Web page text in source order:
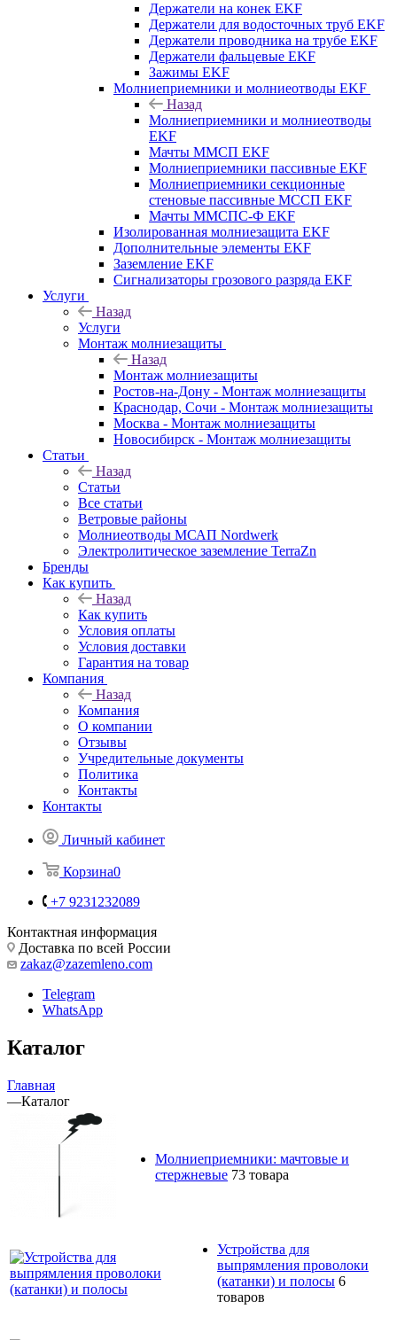
Держатели на конек EKF
Держатели для водосточных труб EKF
Держатели проводника на трубе EKF
Держатели фальцевые EKF
Зажимы EKF
Молниеприемники и молниеотводы EKF
Назад
Молниеприемники и молниеотводы
EKF
Мачты ММСП EKF
Молниеприемники пассивные EKF
Молниеприемники секционные
стеновые пассивные МССП EKF
Мачты ММСПС-Ф EKF
Изолированная молниезащита EKF
Дополнительные элементы EKF
Заземление EKF
Сигнализаторы грозового разряда EKF
Услуги
Назад
Услуги
Монтаж молниезащиты
Назад
Монтаж молниезащиты
Ростов-на-Дону - Монтаж молниезащиты
Краснодар, Сочи - Монтаж молниезащиты
Москва - Монтаж молниезащиты
Новосибирск - Монтаж молниезащиты
Статьи
Назад
Статьи
Все статьи
Ветровые районы
Молниеотводы МСАП Nordwerk
Электролитическое заземление TerraZn
Бренды
Как купить
Назад
Как купить
Условия оплаты
Условия доставки
Гарантия на товар
Компания
Назад
Компания
О компании
Отзывы
Учредительные документы
Политика
Контакты
Контакты
Личный кабинет
Корзина0
+7 9231232089
Контактная информация
Доставка по всей России
zakaz@zazemleno.com
Telegram
WhatsApp
Каталог
Главная
—Каталог
Молниеприемники: мачтовые и
стержневые 73 товара
Устройства для
выпрямления проволоки
(катанки) и полосы 6
товаров